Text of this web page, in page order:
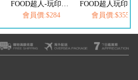
會員價:$284
會員價:$355